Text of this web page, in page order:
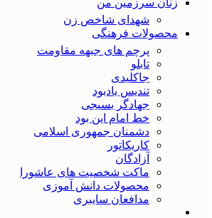
زنان سرزمین من
شهدای شاخص زن
محصولات فرهنگی
پرچم های جبهه مقاومت
تابلو
جاکلیدی
تندیس یادبود
جهادگر بسیجی
خط امام این بود
دشمنان جمهوری اسلامی
کاریکاتور
آزادگان
ماکت شخصیت های عاشورا
محصولات دانش آموزی
مدافعان سایبری